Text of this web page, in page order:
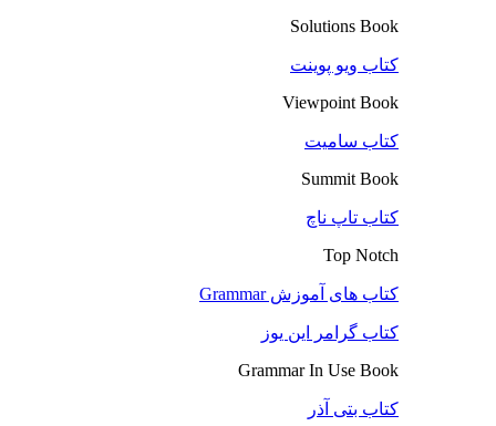
Solutions Book
کتاب ویو پوینت
Viewpoint Book
کتاب سامیت
Summit Book
کتاب تاپ ناچ
Top Notch
کتاب های آموزش Grammar
کتاب گرامر این یوز
Grammar In Use Book
کتاب بتی آذر